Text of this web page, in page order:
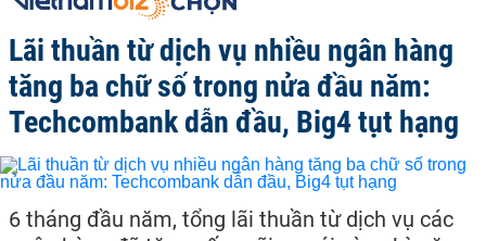
Lãi thuần từ dịch vụ nhiều ngân hàng
tăng ba chữ số trong nửa đầu năm:
Techcombank dẫn đầu, Big4 tụt hạng
6 tháng đầu năm, tổng lãi thuần từ dịch vụ các